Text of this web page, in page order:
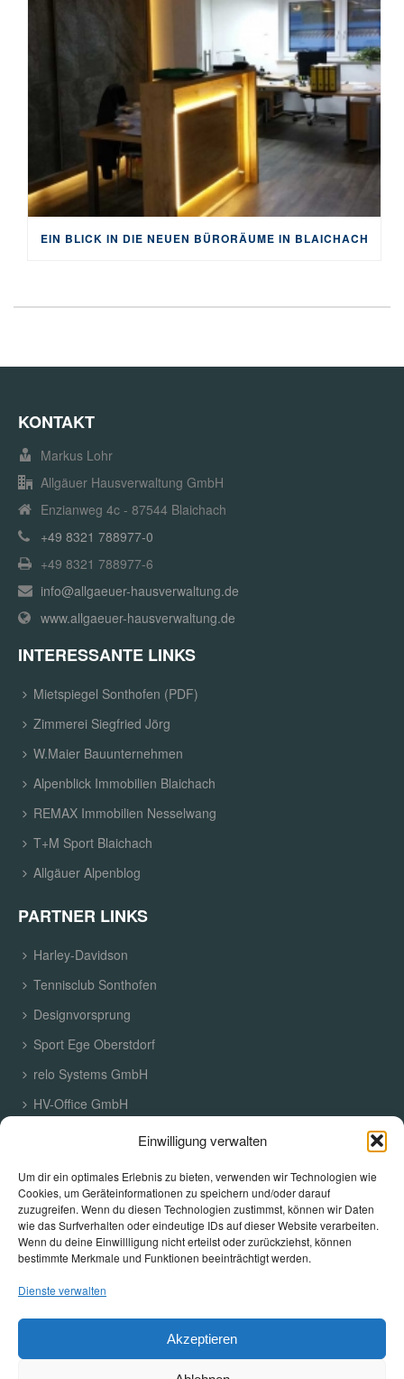
Einwilligung verwalten
Um dir ein optimales Erlebnis zu bieten, verwenden wir Technologien wie
Cookies, um Geräteinformationen zu speichern und/oder darauf
zuzugreifen. Wenn du diesen Technologien zustimmst, können wir Daten
wie das Surfverhalten oder eindeutige IDs auf dieser Website verarbeiten.
Wenn du deine Einwillligung nicht erteilst oder zurückziehst, können
bestimmte Merkmale und Funktionen beeinträchtigt werden.
Dienste verwalten
Akzeptieren
EIN BLICK IN DIE NEUEN BÜRORÄUME IN BLAICHACH
KONTAKT
Markus Lohr
Allgäuer Hausverwaltung GmbH
Enzianweg 4c - 87544 Blaichach
+49 8321 788977-0
+49 8321 788977-6
info@allgaeuer-hausverwaltung.de
www.allgaeuer-hausverwaltung.de
INTERESSANTE LINKS
Mietspiegel Sonthofen (PDF)
Zimmerei Siegfried Jörg
W.Maier Bauunternehmen
Alpenblick Immobilien Blaichach
REMAX Immobilien Nesselwang
T+M Sport Blaichach
Allgäuer Alpenblog
PARTNER LINKS
Harley-Davidson
Tennisclub Sonthofen
Designvorsprung
Sport Ege Oberstdorf
relo Systems GmbH
HV-Office GmbH
SCHLAGWORTE
Allgäuer Hausverwaltung Büro Büroräume
Claudia Gahlert Ein Blick In Den Neuen Empfangsbereich
Gewerberäume Hallen Mietwohnungen Oberallgäu
Ostallgäu Vermietungen